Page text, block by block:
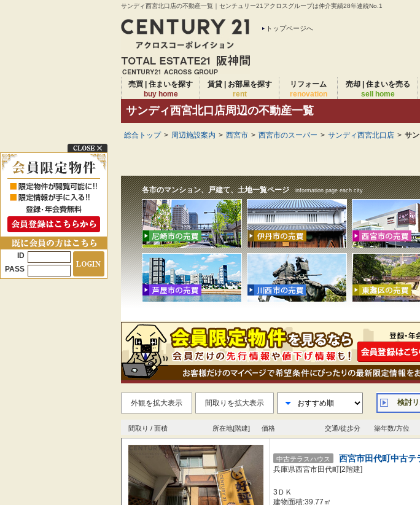
サンディ西宮北口店の不動産一覧｜センチュリー21アクロスグループは仲介実績28年連続No.1
トップページへ
売買 | 住まいを探す
buy home
賃貸 | お部屋を探す
rent
リフォーム
renovation
売却 | 住まいを売る
sell home
サンディ西宮北口店周辺の不動産一覧
総合トップ > 周辺施設案内 > 西宮市 > 西宮市のスーパー > サンディ西宮北口店 > サ
各市のマンション、戸建て、土地一覧ページ information page each city
外観を拡大表示 間取りを拡大表示 検討
間取り / 面積 所在地[階建] 価格 交通/徒歩分 築年数/方位
中古テラスハウス 西宮市田代町中古テ
兵庫県西宮市田代町[2階建]
3ＤＫ
建物面積:39.77㎡
ID
PASS